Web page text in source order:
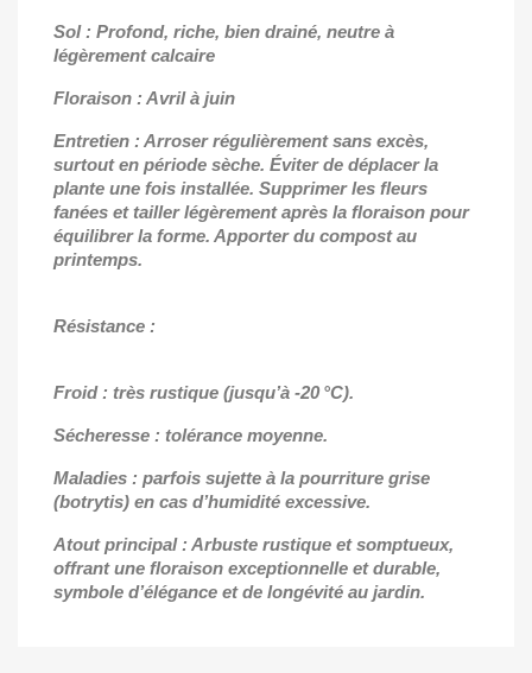
Sol : Profond, riche, bien drainé, neutre à
légèrement calcaire
Floraison : Avril à juin
Entretien : Arroser régulièrement sans excès,
surtout en période sèche. Éviter de déplacer la
plante une fois installée. Supprimer les fleurs
fanées et tailler légèrement après la floraison pour
équilibrer la forme. Apporter du compost au
printemps.
Résistance :
Froid : très rustique (jusqu’à -20 °C).
Sécheresse : tolérance moyenne.
Maladies : parfois sujette à la pourriture grise
(botrytis) en cas d’humidité excessive.
Atout principal : Arbuste rustique et somptueux,
offrant une floraison exceptionnelle et durable,
symbole d’élégance et de longévité au jardin.